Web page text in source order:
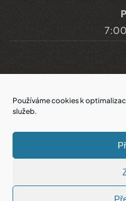
Používáme cookies k
služeb.